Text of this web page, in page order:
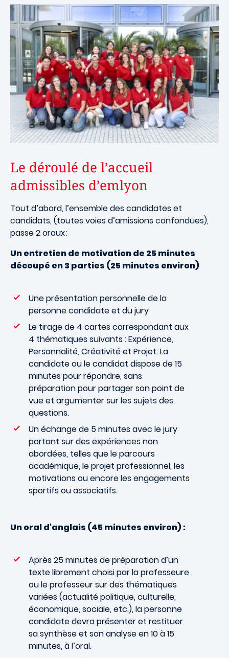
Le déroulé de l’accueil
admissibles d’emlyon
Tout d’abord, l’ensemble des candidates et
candidats, (toutes voies d’amissions confondues),
passe 2 oraux :
Un entretien de motivation de 25 minutes
découpé en 3 parties (25 minutes environ)
Une présentation personnelle de la
personne candidate et du jury
Le tirage de 4 cartes correspondant aux
4 thématiques suivants : Expérience,
Personnalité, Créativité et Projet. La
candidate ou le candidat dispose de 15
minutes pour répondre, sans
préparation pour partager son point de
vue et argumenter sur les sujets des
questions.
Un échange de 5 minutes avec le jury
portant sur des expériences non
abordées, telles que le parcours
académique, le projet professionnel, les
motivations ou encore les engagements
sportifs ou associatifs.
Un oral d'anglais (45 minutes environ) :
Après 25 minutes de préparation d’un
texte librement choisi par la professeure
ou le professeur sur des thématiques
variées (actualité politique, culturelle,
économique, sociale, etc.), la personne
candidate devra présenter et restituer
sa synthèse et son analyse en 10 à 15
minutes, à l’oral.